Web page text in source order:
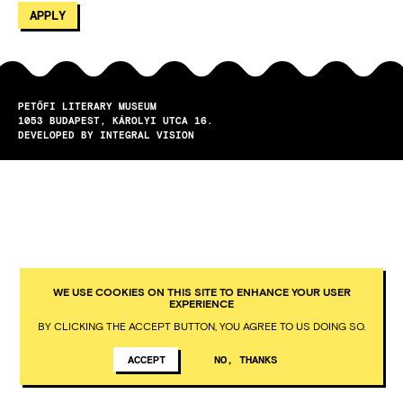
PETŐFI LITERARY MUSEUM
1053
BUDAPEST
KÁROLYI UTCA 16.
DEVELOPED BY INTEGRAL VISION
WE USE COOKIES ON THIS SITE TO ENHANCE YOUR USER
EXPERIENCE
BY CLICKING THE ACCEPT BUTTON, YOU AGREE TO US DOING SO.
ACCEPT NO, THANKS